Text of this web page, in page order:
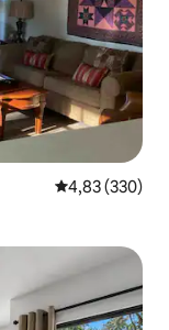
Vidutinis
4,83 (330)